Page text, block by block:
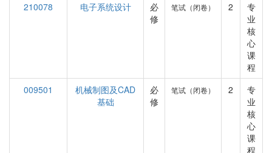
210078
电子系统设计
必
修
笔试（闭卷） 2
专
业
核
心
课
程
009501
机械制图及CAD
基础
必
修
笔试（闭卷） 2
专
业
核
心
课
程